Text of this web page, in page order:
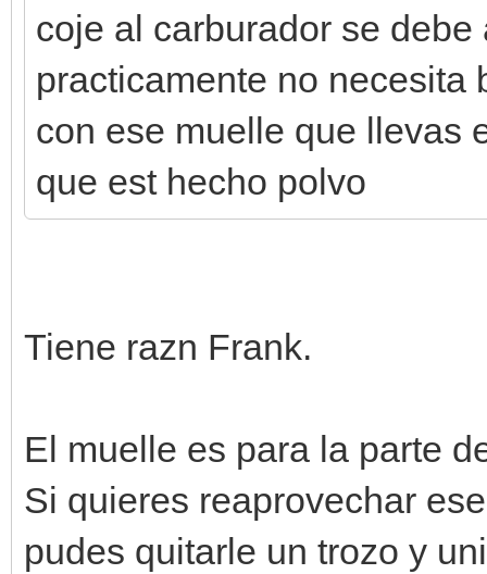
coje al carburador se
practicamente no necesita
con ese muelle que llevas
que est hecho polvo
Tiene razn Frank.
El muelle es para la parte
Si quieres reaprovechar
pudes quitarle un trozo y